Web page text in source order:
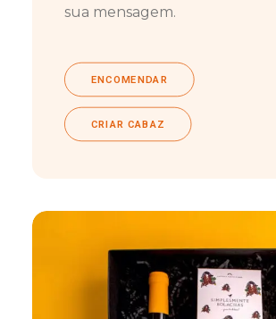
sua mensagem.
ENCOMENDAR
CRIAR CABAZ